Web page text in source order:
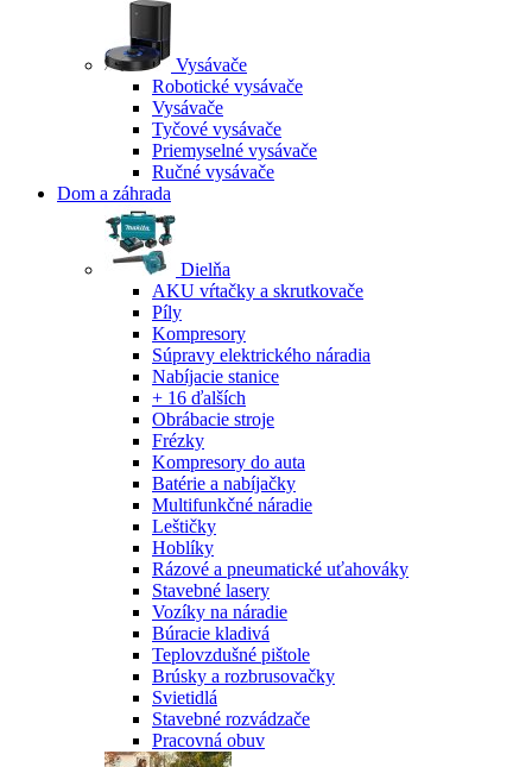
Vysávače
Robotické vysávače
Vysávače
Tyčové vysávače
Priemyselné vysávače
Ručné vysávače
Dom a záhrada
Dielňa
AKU vŕtačky a skrutkovače
Píly
Kompresory
Súpravy elektrického náradia
Nabíjacie stanice
+ 16 ďalších
Obrábacie stroje
Frézky
Kompresory do auta
Batérie a nabíjačky
Multifunkčné náradie
Leštičky
Hoblíky
Rázové a pneumatické uťahováky
Stavebné lasery
Vozíky na náradie
Búracie kladivá
Teplovzdušné pištole
Brúsky a rozbrusovačky
Svietidlá
Stavebné rozvádzače
Pracovná obuv